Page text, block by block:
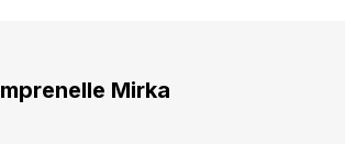
Mirka